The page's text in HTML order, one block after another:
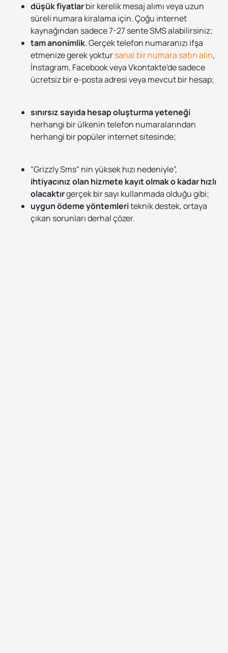
düşük fiyatlarbir kerelik mesaj alımı veya uzun
süreli numara kiralama için. Çoğu internet
kaynağından sadece 7-27 sente SMS alabilirsiniz;
tam anonimlik. Gerçek telefon numaranızı ifşa
etmenize gerek yoktursanal bir numara satın alın,
İnstagram, Facebook veya Vkontakte'de sadece
ücretsiz bir e-posta adresi veya mevcut bir hesap;
sınırsız sayıda hesap oluşturma yeteneği
herhangi bir ülkenin telefon numaralarından
herhangi bir popüler internet sitesinde;
"Grizzly Sms" nin yüksek hızı nedeniyle”,
ihtiyacınız olan hizmete kayıt olmak o kadar hızlı
olacaktırgerçek bir sayı kullanmada olduğu gibi;
uygun ödeme yöntemleriteknik destek, ortaya
çıkan sorunları derhal çözer.